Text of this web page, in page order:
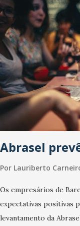
Abrasel
Por Lauriberto
Os empresários de
expectativas positivas
levantamento da